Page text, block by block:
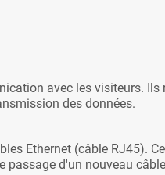
avec les visiteurs.
des données.
Ethernet (câble RJ45).
passage d'un nouveau